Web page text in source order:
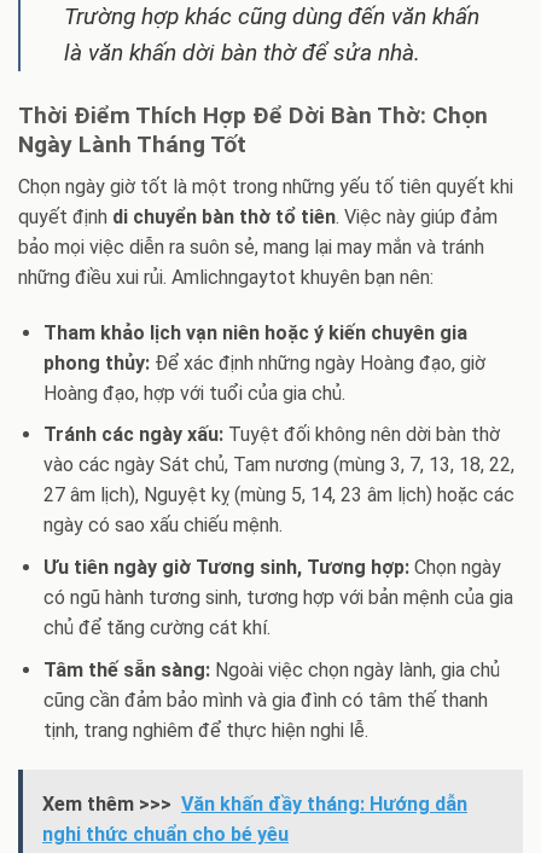
Trường hợp khác cũng dùng đến văn khấn
là văn khấn dời bàn thờ để sửa nhà.
Thời Điểm Thích Hợp Để Dời Bàn Thờ: Chọn
Ngày Lành Tháng Tốt
Chọn ngày giờ tốt là một trong những yếu tố tiên quyết khi
quyết định di chuyển bàn thờ tổ tiên. Việc này giúp đảm
bảo mọi việc diễn ra suôn sẻ, mang lại may mắn và tránh
những điều xui rủi. Amlichngaytot khuyên bạn nên:
Tham khảo lịch vạn niên hoặc ý kiến chuyên gia
phong thủy:Để xác định những ngày Hoàng đạo, giờ
Hoàng đạo, hợp với tuổi của gia chủ.
Tránh các ngày xấu:Tuyệt đối không nên dời bàn thờ
vào các ngày Sát chủ, Tam nương (mùng 3, 7, 13, 18, 22,
27 âm lịch), Nguyệt kỵ (mùng 5, 14, 23 âm lịch) hoặc các
ngày có sao xấu chiếu mệnh.
Ưu tiên ngày giờ Tương sinh, Tương hợp:Chọn ngày
có ngũ hành tương sinh, tương hợp với bản mệnh của gia
chủ để tăng cường cát khí.
Tâm thế sẵn sàng:Ngoài việc chọn ngày lành, gia chủ
cũng cần đảm bảo mình và gia đình có tâm thế thanh
tịnh, trang nghiêm để thực hiện nghi lễ.
Xem thêm >>> Văn khấn đầy tháng: Hướng dẫn
nghi thức chuẩn cho bé yêu